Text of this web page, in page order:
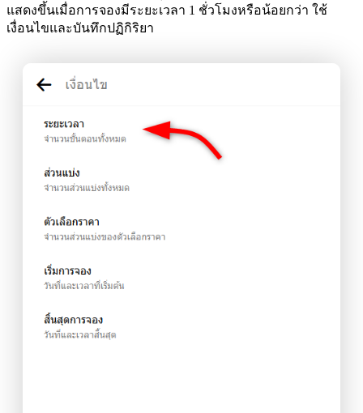
แสดงขึ้นเมื่อการจองมีระยะเวลา 1 ชั่วโมงหรือน้อยกว่า ใช้
เงื่อนไขและบันทึกปฏิกิริยา